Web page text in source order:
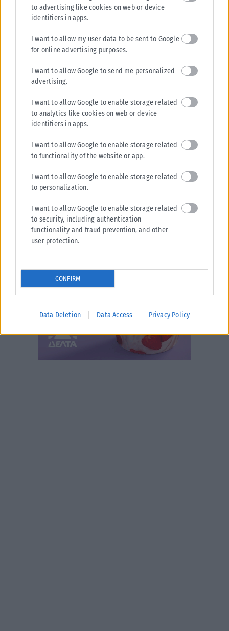
to advertising like cookies on web or device
identifiers in apps.
I want to allow my user data to be sent to Google
for online advertising purposes.
I want to allow Google to send me personalized
advertising.
I want to allow Google to enable storage related
to analytics like cookies on web or device
identifiers in apps.
I want to allow Google to enable storage related
to functionality of the website or app.
I want to allow Google to enable storage related
to personalization.
I want to allow Google to enable storage related
to security, including authentication
functionality and fraud prevention, and other
user protection.
CONFIRM
Data Deletion Data Access Privacy Policy